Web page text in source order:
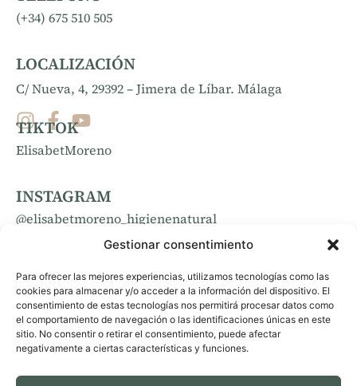
Gestionar consentimiento
Para ofrecer las mejores experiencias, utilizamos tecnologías como las
cookies para almacenar y/o acceder a la información del dispositivo. El
consentimiento de estas tecnologías nos permitirá procesar datos como
el comportamiento de navegación o las identificaciones únicas en este
sitio. No consentir o retirar el consentimiento, puede afectar
negativamente a ciertas características y funciones.
(+34) 675 510 505
LOCALIZACIÓN
C/ Nueva, 4, 29392 – Jimera de Líbar. Málaga
TIKTOK
ElisabetMoreno
INSTAGRAM
@elisabetmoreno_higienenatural
elisabetmoreno_higienenatural